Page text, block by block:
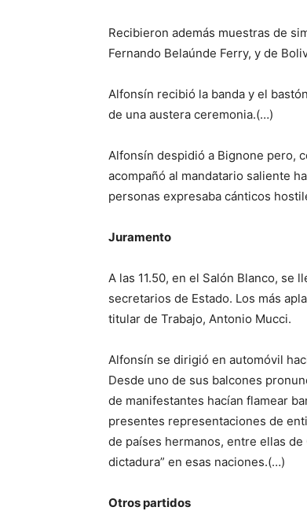
Recibieron además muestras de
Fernando Belaúnde Ferry, y de
Alfonsín recibió la banda y el
de una austera ceremonia.(…)
Alfonsín despidió a Bignone pero,
acompañó al mandatario saliente
personas expresaba cánticos
Juramento
A las 11.50, en el Salón Blanco, se
secretarios de Estado. Los más
titular de Trabajo, Antonio Mucci.
Alfonsín se dirigió en automóvil
Desde uno de sus balcones
de manifestantes hacían flamear
presentes representaciones de
de países hermanos, entre ellas
dictadura” en esas naciones.(…)
Otros partidos